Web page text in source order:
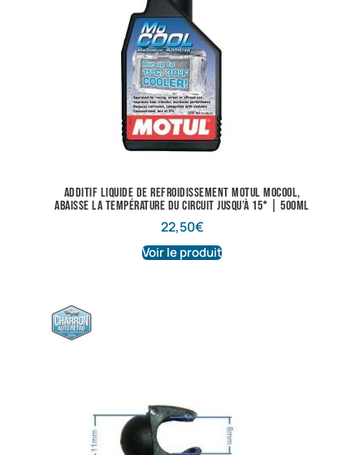
Additif liquide de refroidissement Motul Mocool,
abaisse la température du circuit jusqu’à 15° | 500ml
22,50€
Voir le produit